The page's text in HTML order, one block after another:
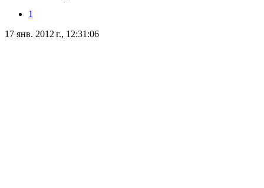
1
17 янв. 2012 г., 12:31:06